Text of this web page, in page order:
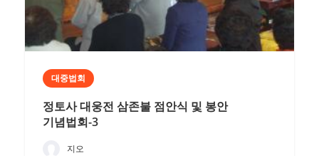
대중법회
정토사 대웅전 삼존불 점안식 및 봉안
기념법회-3
지오